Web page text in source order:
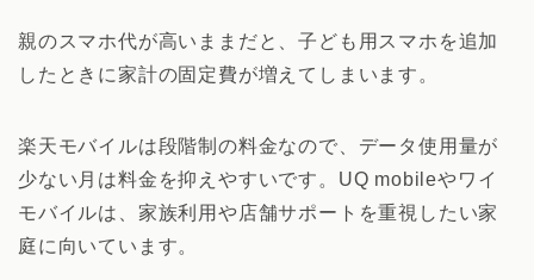
親のスマホ代が高いままだと、子ども用スマホを追加
したときに家計の固定費が増えてしまいます。
楽天モバイルは段階制の料金なので、データ使用量が
少ない月は料金を抑えやすいです。UQ mobileやワイ
モバイルは、家族利用や店舗サポートを重視したい家
庭に向いています。